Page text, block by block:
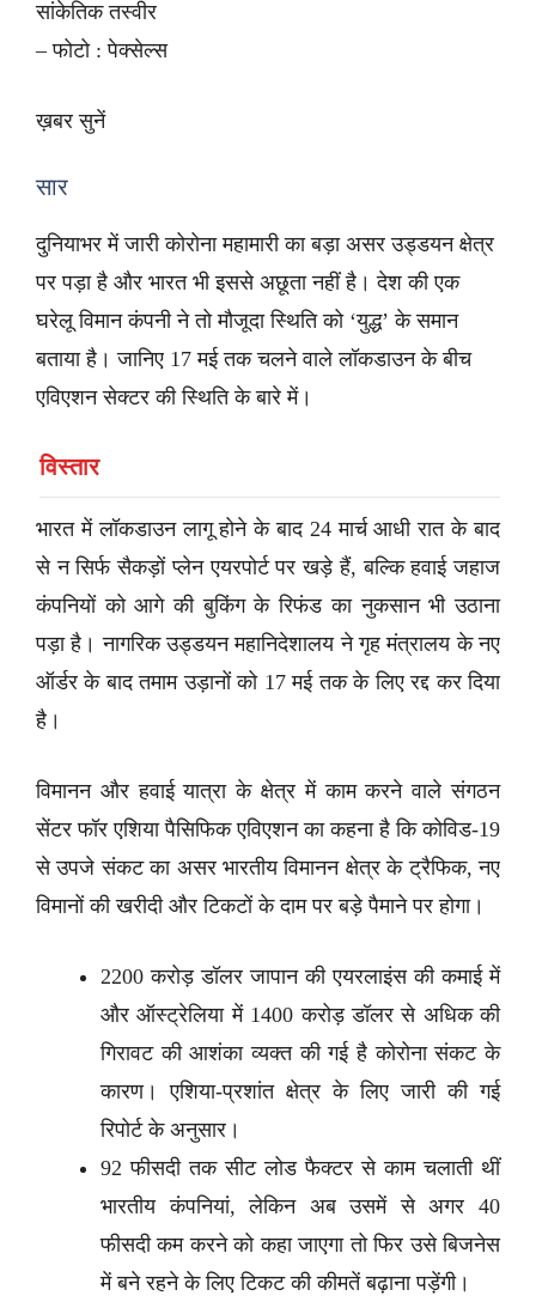
सांकेतिक तस्वीर
– फोटो : पेक्सेल्स
ख़बर सुनें
सार
दुनियाभर में जारी कोरोना महामारी का बड़ा असर उड्डयन क्षेत्र
पर पड़ा है और भारत भी इससे अछूता नहीं है। देश की एक
घरेलू विमान कंपनी ने तो मौजूदा स्थिति को ‘युद्ध’ के समान
बताया है। जानिए 17 मई तक चलने वाले लॉकडाउन के बीच
एविएशन सेक्टर की स्थिति के बारे में।
विस्तार
भारत में लॉकडाउन लागू होने के बाद 24 मार्च आधी रात के बाद
से न सिर्फ सैकड़ों प्लेन एयरपोर्ट पर खड़े हैं, बल्कि हवाई जहाज
कंपनियों को आगे की बुकिंग के रिफंड का नुकसान भी उठाना
पड़ा है। नागरिक उड्डयन महानिदेशालय ने गृह मंत्रालय के नए
ऑर्डर के बाद तमाम उड़ानों को 17 मई तक के लिए रद्द कर दिया
है।
विमानन और हवाई यात्रा के क्षेत्र में काम करने वाले संगठन
सेंटर फॉर एशिया पैसिफिक एविएशन का कहना है कि कोविड-19
से उपजे संकट का असर भारतीय विमानन क्षेत्र के ट्रैफिक, नए
विमानों की खरीदी और टिकटों के दाम पर बड़े पैमाने पर होगा।
2200 करोड़ डॉलर जापान की एयरलाइंस की कमाई में
और ऑस्ट्रेलिया में 1400 करोड़ डॉलर से अधिक की
गिरावट की आशंका व्यक्त की गई है कोरोना संकट के
कारण। एशिया-प्रशांत क्षेत्र के लिए जारी की गई
रिपोर्ट के अनुसार।
92 फीसदी तक सीट लोड फैक्टर से काम चलाती थीं
भारतीय कंपनियां, लेकिन अब उसमें से अगर 40
फीसदी कम करने को कहा जाएगा तो फिर उसे बिजनेस
में बने रहने के लिए टिकट की कीमतें बढ़ाना पड़ेंगी।